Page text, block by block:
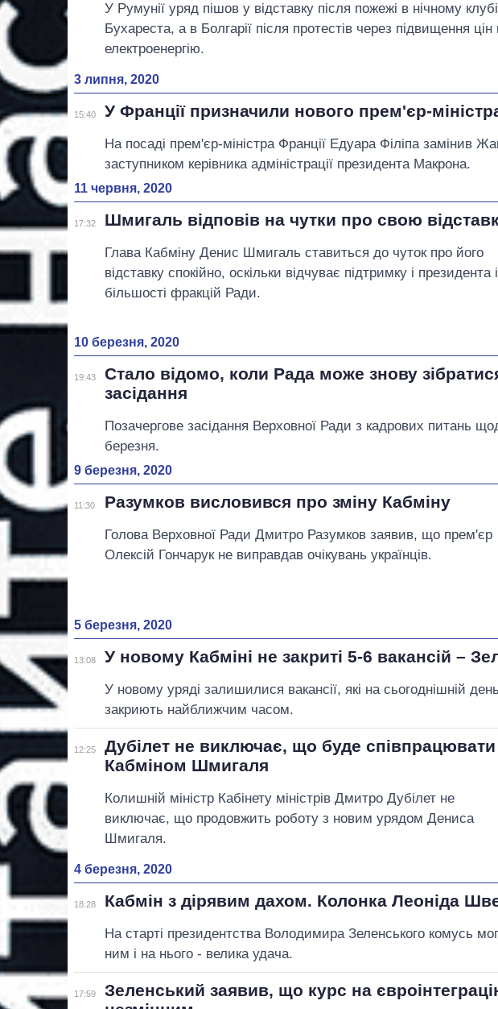
У Румунії уряд пішов у відставку після пожежі в нічному клубі
Бухареста, а в Болгарії після протестів через підвищення цін
електроенергію.
3 липня, 2020
15:40 У Франції призначили нового прем'єр-
На посаді прем'єр-міністра Франції Едуара Філіпа замінив
заступником керівника адміністрації президента Макрона.
11 червня, 2020
17:32 Шмигаль відповів на чутки про свою
Глава Кабміну Денис Шмигаль ставиться до чуток про його
відставку спокійно, оскільки відчуває підтримку і президента і
більшості фракцій Ради.
10 березня, 2020
19:43
Стало відомо, коли Рада може знову
засідання
Позачергове засідання Верховної Ради з кадрових питань
березня.
9 березня, 2020
11:30 Разумков висловився про зміну Кабміну
Голова Верховної Ради Дмитро Разумков заявив, що прем'єр
Олексій Гончарук не виправдав очікувань українців.
5 березня, 2020
13:08 У новому Кабміні не закриті 5-6 вакансій –
У новому уряді залишилися вакансії, які на сьогоднішній
закриють найближчим часом.
12:25
Дубілет не виключає, що буде співпрацювати
Кабміном Шмигаля
Колишній міністр Кабінету міністрів Дмитро Дубілет не
виключає, що продовжить роботу з новим урядом Дениса
Шмигаля.
4 березня, 2020
18:28 Кабмін з дірявим дахом. Колонка Леоніда
На старті президентства Володимира Зеленського комусь
ним і на нього - велика удача.
17:59
Зеленський заявив, що курс на